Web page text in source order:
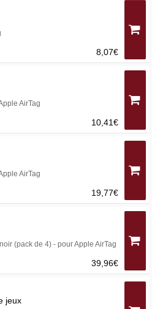
8,07€
AirTag
10,41€
AirTag
19,77€
(pack de 4) - pour Apple AirTag
39,96€
jeux